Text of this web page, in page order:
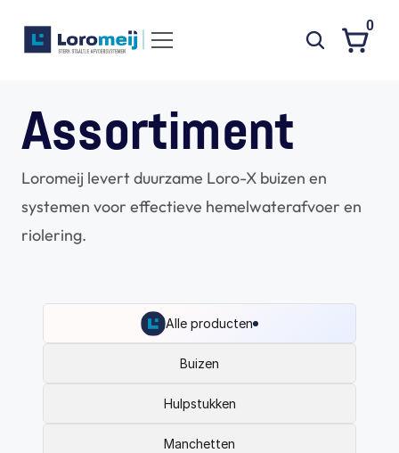
Assortiment
Loromeij levert duurzame Loro-X buizen en
systemen voor effectieve hemelwaterafvoer en
riolering.
Alle producten
Buizen
Hulpstukken
Manchetten
Producten
Projecten
Poedercoaten
Waarom Loromeij
Contact
0